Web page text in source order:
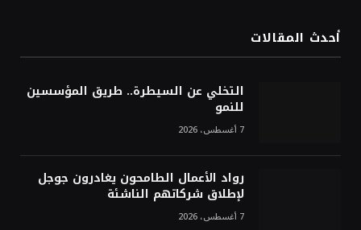
ترقب تطورات الوساطة بشأن الحرب
أحدث المقالات
التخلي عن السيطرة.. طريق المؤسسين
للنمو
7 أغسطس، 2026
رواد الأعمال الطامحون يغادرون جوجل
لإطلاق شركاتهم الناشئة
7 أغسطس، 2026